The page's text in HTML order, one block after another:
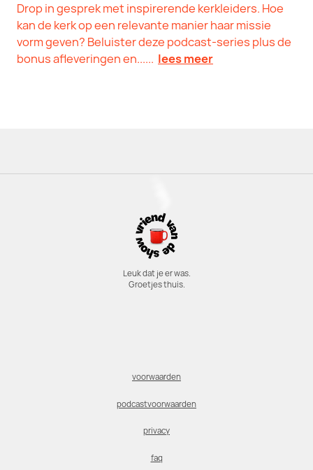
Drop in gesprek met inspirerende kerkleiders. Hoe
kan de kerk op een relevante manier haar missie
vorm geven? Beluister deze podcast-series plus de
bonus afleveringen en...... lees meer
Leuk dat je er was.
Groetjes thuis.
voorwaarden
podcastvoorwaarden
privacy
faq